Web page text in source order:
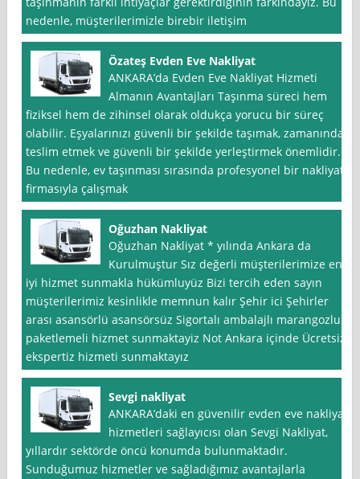
nedenle, müşterilerimizle birebir iletişim
Özateş Evden Eve Nakliyat
ANKARA’da Evden Eve Nakliyat Hizmeti
Almanın Avantajları Taşınma süreci hem
fiziksel hem de zihinsel olarak oldukça yorucu bir süreç
olabilir. Eşyalarınızı güvenli bir şekilde taşımak, zamanında
teslim etmek ve güvenli bir şekilde yerleştirmek önemlidir.
Bu nedenle, ev taşınması sırasında profesyonel bir nakliyat
firmasıyla çalışmak
Oğuzhan Nakliyat
Oğuzhan Nakliyat * yılında Ankara da
Kurulmuştur Sız değerli müşterilerimize en
iyi hizmet sunmakla hükümluyüz Bizi tercih eden sayın
müşterilerimiz kesinlikle memnun kalır Şehir ici Şehirler
arası asansörlü asansörsüz Sigortalı ambalajlı marangozlu
paketlemeli hizmet sunmaktayiz Not Ankara içinde Ücretsiz
ekspertiz hizmeti sunmaktayız
Sevgi nakliyat
ANKARA’daki en güvenilir evden eve nakliyat
hizmetleri sağlayıcısı olan Sevgi Nakliyat,
yıllardır sektörde öncü konumda bulunmaktadır.
Sunduğumuz hizmetler ve sağladığımız avantajlarla